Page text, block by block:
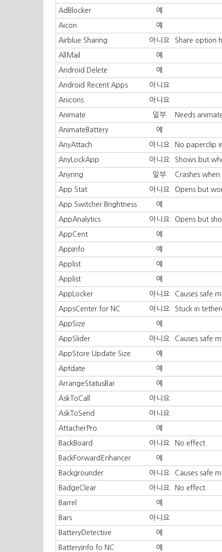
AdBlocker 예
Aicon 예
Airblue Sharing 아니요 Share option
AllMail 예
Android Delete 예
Android Recent Apps 아니요
Anicons 아니요
Animate 일부 Needs
AnimateBattery 예
AnyAttach 아니요 No paperclip
AnyLockApp 아니요 Shows but
Anyring 일부 Crashes
App Stat 아니요 Opens but
App Switcher Brightness 예
AppAnalytics 아니요 Opens but
AppCent 예
AppInfo 예
Applist 예
Applist 예
AppLocker 아니요 Causes safe
AppsCenter for NC 아니요 Stuck in
AppSize 예
AppSlider 아니요 Causes safe
AppStore Update Size 예
Aptdate 예
ArrangeStatusBar 예
AskToCall 아니요
AskToSend 아니요
AttacherPro 예
BackBoard 아니요 No effect.
BackForwardEnhancer 예
Backgrounder 아니요 Causes safe
BadgeClear 아니요 No effect.
Barrel 예
Bars 아니요
BatteryDetective 예
BatteryInfo fo NC 예